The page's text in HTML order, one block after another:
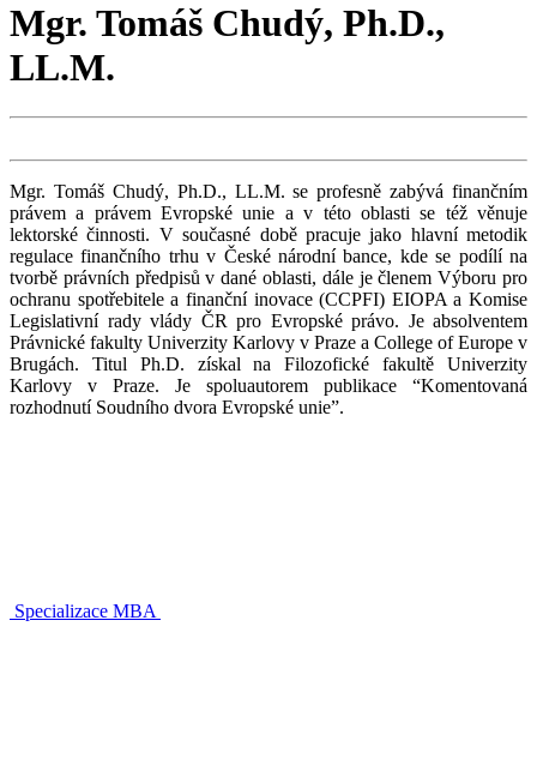
Mgr. Tomáš Chudý, Ph.D.,
LL.M.
Mgr. Tomáš Chudý, Ph.D., LL.M. se profesně zabývá finančním
právem a právem Evropské unie a v této oblasti se též věnuje
lektorské činnosti. V současné době pracuje jako hlavní metodik
regulace finančního trhu v České národní bance, kde se podílí na
tvorbě právních předpisů v dané oblasti, dále je členem Výboru pro
ochranu spotřebitele a finanční inovace (CCPFI) EIOPA a Komise
Legislativní rady vlády ČR pro Evropské právo. Je absolventem
Právnické fakulty Univerzity Karlovy v Praze a College of Europe v
Brugách. Titul Ph.D. získal na Filozofické fakultě Univerzity
Karlovy v Praze. Je spoluautorem publikace “Komentovaná
rozhodnutí Soudního dvora Evropské unie”.
Specializace MBA